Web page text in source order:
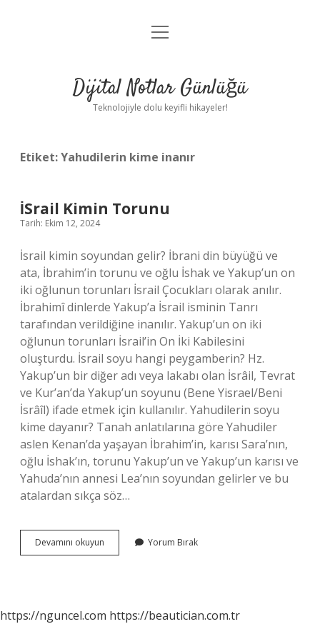
Anasayfa
Yasal Uyarı
menüyü
Dijital Notlar Günlüğü
Teknolojiyle dolu keyifli hikayeler!
Etiket:Yahudilerin kime inanır
İSrail Kimin Torunu
Tarih: Ekim 12, 2024
İsrail kimin soyundan gelir? İbrani din büyüğü ve
ata, İbrahim’in torunu ve oğlu İshak ve Yakup’un on
iki oğlunun torunları İsrail Çocukları olarak anılır.
İbrahimî dinlerde Yakup’a İsrail isminin Tanrı
tarafından verildiğine inanılır. Yakup’un on iki
oğlunun torunları İsrail’in On İki Kabilesini
oluşturdu. İsrail soyu hangi peygamberin? Hz.
Yakup’un bir diğer adı veya lakabı olan İsrâil, Tevrat
ve Kur’an’da Yakup’un soyunu (Bene Yisrael/Beni
İsrâîl) ifade etmek için kullanılır. Yahudilerin soyu
kime dayanır? Tanah anlatılarına göre Yahudiler
aslen Kenan’da yaşayan İbrahim’in, karısı Sara’nın,
oğlu İshak’ın, torunu Yakup’un ve Yakup’un karısı ve
Yahuda’nın annesi Lea’nın soyundan gelirler ve bu
atalardan sıkça söz…
Devamını okuyun
Kimin
Yorum Bırak
https://nguncel.com https://beautician.com.tr